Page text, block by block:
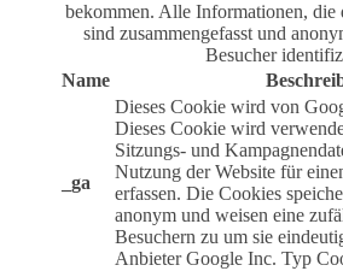
bekommen. Alle Informationen, die
sind zusammengefasst und
Besucher
Name
_ga
Dieses Cookie wird von
Dieses Cookie wird
Sitzungs- und
Nutzung der Website für
erfassen. Die Cookies
anonym und weisen eine
Besuchern zu um sie
Anbieter Google Inc. Typ